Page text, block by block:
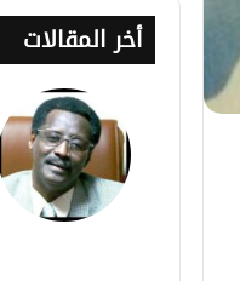
أخر المقالات